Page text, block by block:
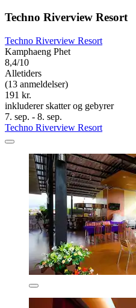
Techno Riverview Resort
Techno Riverview Resort
Kamphaeng Phet
8,4/10
Alletiders
(13 anmeldelser)
191 kr.
inkluderer skatter og gebyrer
7. sep. - 8. sep.
Techno Riverview Resort